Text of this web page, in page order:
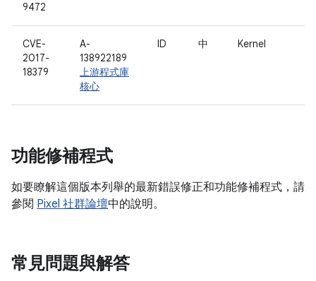
9472
CVE-
2017-
18379
A-
138922189
上游程式庫
核心
ID 中 Kernel
功能修補程式
如要瞭解這個版本列舉的最新錯誤修正和功能修補程式，請
參閱 Pixel 社群論壇中的說明。
常見問題與解答